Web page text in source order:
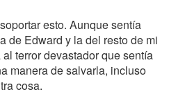
esto. Aunque sentía
de Edward y la del resto de mi
terror devastador que sentía
manera de salvarla, incluso
cosa.